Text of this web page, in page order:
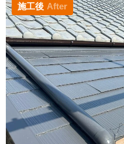
施工後 After